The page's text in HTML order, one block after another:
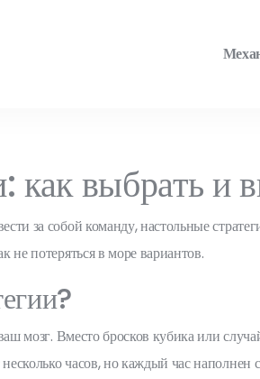
как выбрать и
за собой команду, настольные
не потеряться в море вариантов.
мозг. Вместо бросков кубика или
часов, но каждый час